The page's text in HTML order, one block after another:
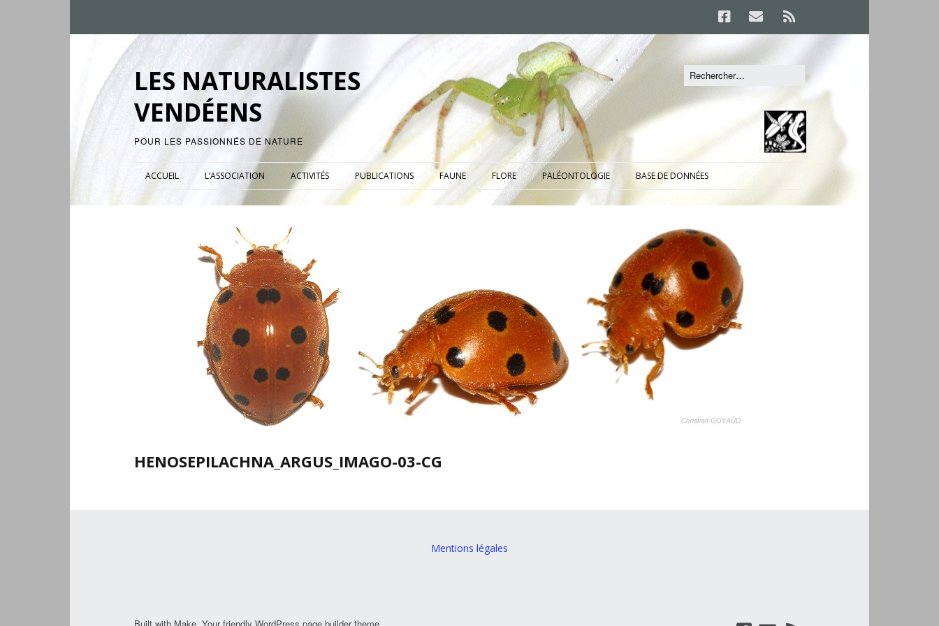
LES NATURALISTES
VENDÉENS
POUR LES PASSIONNÉS DE NATURE
ACCUEIL L’ASSOCIATION ACTIVITÉS PUBLICATIONS FAUNE FLORE PALÉONTOLOGIE BASE DE DONNÉES
HENOSEPILACHNA_ARGUS_IMAGO-03-CG
Mentions légales
Built with Make . Your friendly WordPress page builder theme.